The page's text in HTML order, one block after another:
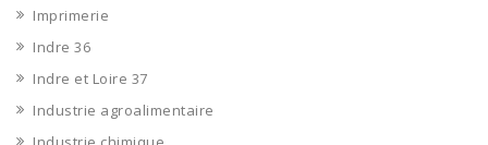
Imprimerie
Indre 36
Indre et Loire 37
Industrie agroalimentaire